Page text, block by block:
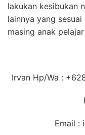
lakukan kesibukan
lainnya yang
masing anak
Irvan Hp/Wa :
Email :